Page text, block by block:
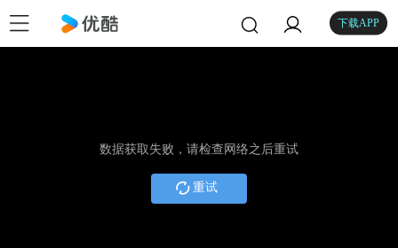
下载APP
数据获取失败，请检查网络之后重试
重试